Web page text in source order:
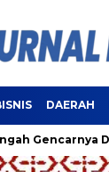
DAERAH
Digitalisasi